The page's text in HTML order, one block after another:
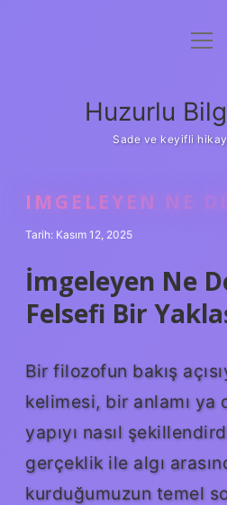
Anasayfa
Yasal
Huzurlu
Sade ve keyifli
IMGELEYEN NE
Tarih: Kasım 12, 2025
İmgeleyen Ne
Felsefi Bir
Bir filozofun bakış
kelimesi, bir anlamı ya
yapıyı nasıl
gerçeklik ile algı
kurduğumuzun temel